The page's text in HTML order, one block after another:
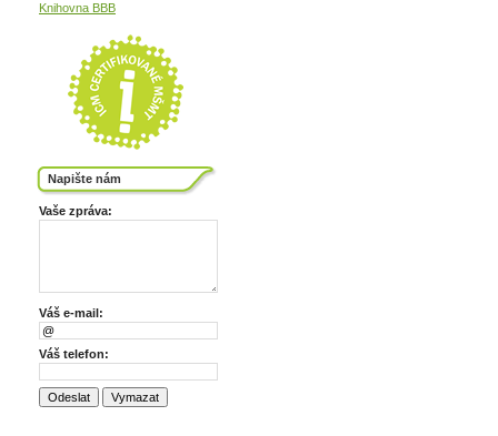
Knihovna BBB
Napište nám
Vaše zpráva:
Váš e-mail:
Váš telefon: